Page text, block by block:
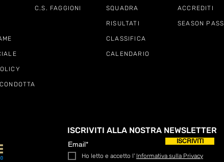
C.S. FAGGIONI SQUADRA ACCREDITI
RISULTATI SEASON PASS
CLASSIFICA
CALENDARIO
ISCRIVITI ALLA NOSTRA NEWSLETTER
ISCRIVITI
Ho letto e accetto l' Informativa sulla Privacy